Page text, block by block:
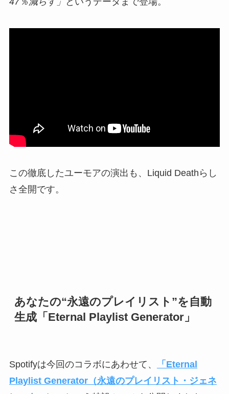
この徹底したユーモアの演出も、Liquid Deathらし
さ全開です。
あなたの“永遠のプレイリスト”を自動
生成「Eternal Playlist Generator」
Spotifyは今回のコラボにあわせて、
「Eternal
Playlist Generator（永遠のプレイリスト・ジェネ